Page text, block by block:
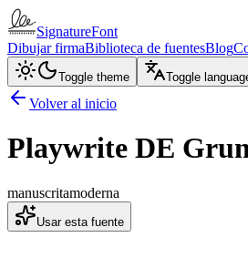
SignatureFont
Dibujar firmaBiblioteca de fuentesBlog
Toggle theme Toggle
Volver al inicio
Playwrite DE
manuscritamoderna
Usar esta fuente